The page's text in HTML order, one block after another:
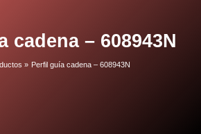
cadena – 608943N
Perfil guía cadena – 608943N